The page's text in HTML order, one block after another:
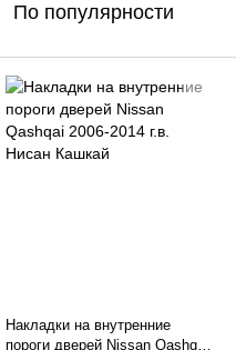
По популярности
Накладки на внутренние
пороги дверей Nissan Qashqai